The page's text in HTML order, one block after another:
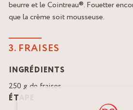
beurre et le Cointreau®. Fouetter
que la crème soit mousseuse.
3. FRAISES
INGRÉDIENTS
250 g de fraises
ÉTAPE